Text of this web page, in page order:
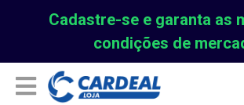
Cadastre-se e garanta as
condições de